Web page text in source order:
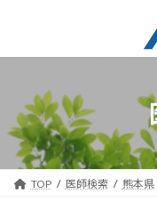
ン
キ
プ
ー
に
動
TOP 医師検索 熊本県